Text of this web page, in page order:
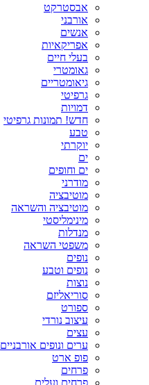
אבסטרקט
אורבני
אנשים
אפריקאיות
בעלי חיים
גאומטרי
גיאומטריים
גרפיטי
דמויות
חדש! תמונות גרפיטי
טבע
יוקרתי
ים
ים וחופים
מודרני
מוטיבציה
מוטיבציה והשראה
מינימליסטי
מנדלות
משפטי השראה
נופים
נופים וטבע
נוצות
סוריאליזם
ספורט
עיצוב נורדי
עצים
ערים ונופים אורבניים
פופ ארט
פרחים
פרחים ועלים